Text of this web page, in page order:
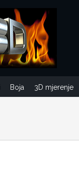
Boja 3D mjerenje